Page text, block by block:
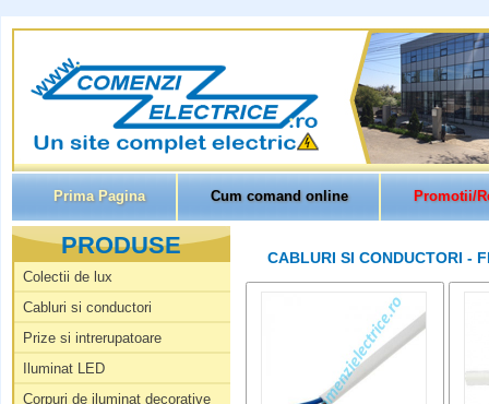
Prima Pagina Cum comand online Promotii/
PRODUSE
Colectii de lux
Cabluri si conductori
Prize si intrerupatoare
Iluminat LED
Corpuri de iluminat decorative
CABLURI SI CONDUCTORI -